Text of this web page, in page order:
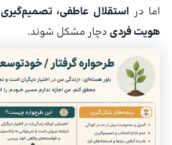
اما در استقلال عاطفی،
هویت فردی دچار مشکل شوند.